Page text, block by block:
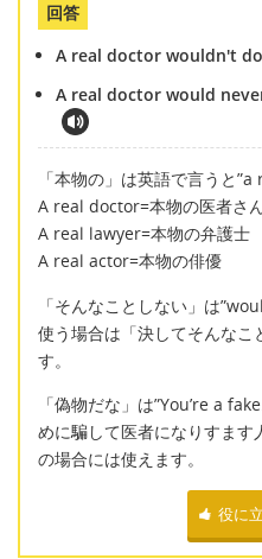
回答
A real doctor wouldn't
A real doctor would
「本物の」は英語で言うと”a
A real doctor=本物の医者さ
A real lawyer=本物の弁護士
A real actor=本物の俳優
「そんなことしない」は
使う場合は「決してそんなこ
す。
「偽物だな」は”You’re a
めに騙して医者になりすます
の場合には使えます。
役に